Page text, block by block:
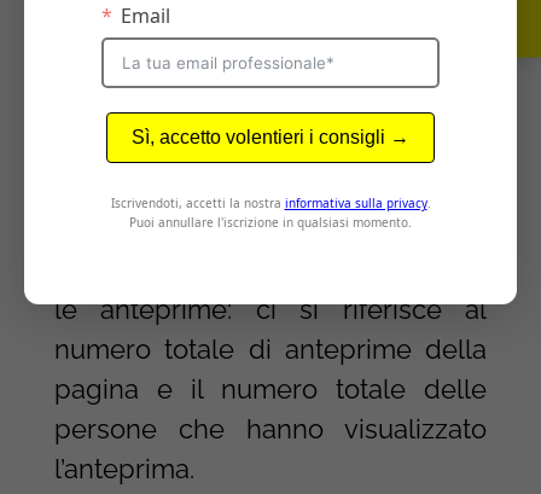
scheda “mi piace”, bisogna
differenziare tra il numero delle
visualizzazioni in totale e il numero
di persone che hanno visualizzato
la pagina.
Anteprime della pagina
le anteprime: ci si riferisce al
numero totale di anteprime della
pagina e il numero totale delle
persone che hanno visualizzato
l’anteprima.